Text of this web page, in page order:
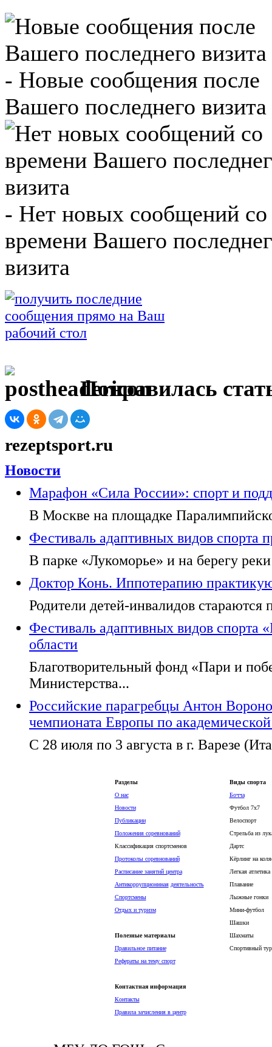
- Новые сообщения после
Вашего последнего визита
- Нет новых сообщений со
времени Вашего
визита
Понравилась
rezeptsport.ru
Новости
Марафон «Сила России»: спорт и
В Москве на площадке
Фестиваль адаптивных видов спорта
В парке «Лукоморье» и на берегу
Доктор Конь. Иппотерапию
Родители детей-инвалидов
Фестиваль адаптивных видов
области
Благотворительный фонд «Пари и
Министерства...
Российские парагребцы Антон
чемпионата Европы по академической
С 28 июля по 3 августа в г. Варезе
Разделы
О нас
Новости
Публикации
Положения соревнований
Классификация спортсменов
Протоколы соревнований
Расписание занятий центра
Антикоррупционнная деятельность
Спортсмены
Отдых и туризм
Полезные материалы
Правильное питание
Рефераты на тему спорт
Контактная информация
Контакты
Правила зачисления в центр
Виды спорта
Бочча
Футбол 7х7
Велоспорт
Стрельба из
Дартс
Кёрлинг на
Легкая атлетика
Плавание
Лыжные гонки
Мини-футбол
Шашки
Шахматы
Спортивный